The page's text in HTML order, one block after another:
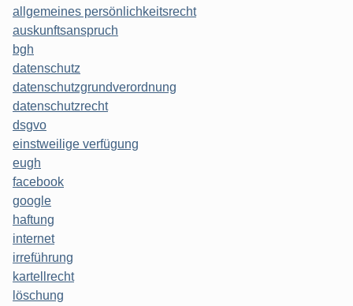
allgemeines persönlichkeitsrecht
auskunftsanspruch
bgh
datenschutz
datenschutzgrundverordnung
datenschutzrecht
dsgvo
einstweilige verfügung
eugh
facebook
google
haftung
internet
irreführung
kartellrecht
löschung